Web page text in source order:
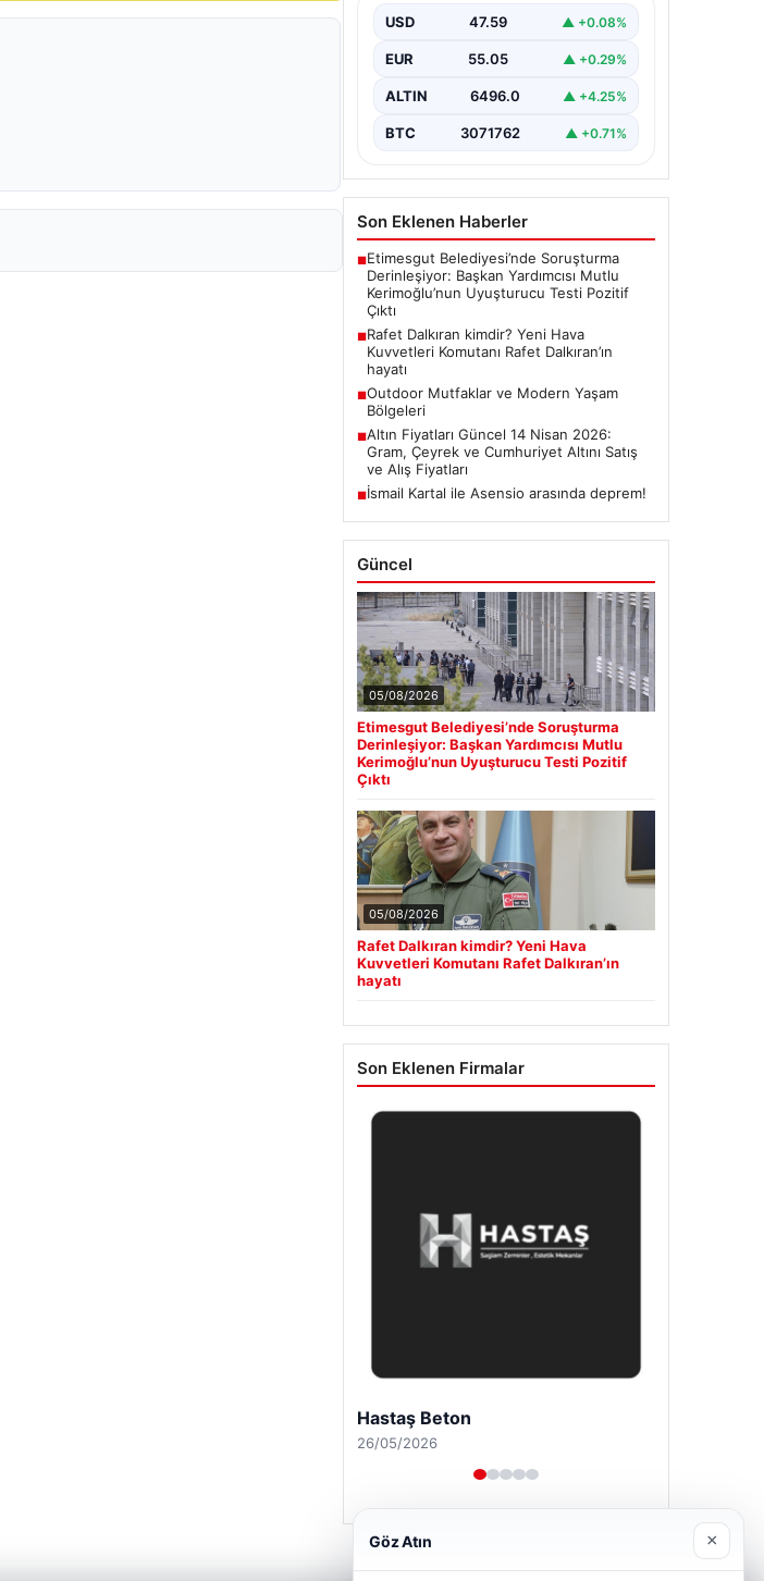
hayatı
USD 47.59 ▲ +0.08%
EUR 55.05 ▲ +0.29%
ALTIN 6496.0 ▲ +4.25%
BTC 3071762 ▲ +0.71%
Son Eklenen Haberler
■Etimesgut Belediyesi’nde Soruşturma
Derinleşiyor: Başkan Yardımcısı Mutlu
Kerimoğlu’nun Uyuşturucu Testi Pozitif
Çıktı
■Rafet Dalkıran kimdir? Yeni Hava
Kuvvetleri Komutanı Rafet Dalkıran’ın
hayatı
■Outdoor Mutfaklar ve Modern Yaşam
Bölgeleri
■Altın Fiyatları Güncel 14 Nisan 2026:
Gram, Çeyrek ve Cumhuriyet Altını Satış
ve Alış Fiyatları
■İsmail Kartal ile Asensio arasında deprem!
Güncel
05/08/2026
Etimesgut Belediyesi’nde Soruşturma
Derinleşiyor: Başkan Yardımcısı Mutlu
Kerimoğlu’nun Uyuşturucu Testi Pozitif
Çıktı
05/08/2026
Rafet Dalkıran kimdir? Yeni Hava
Kuvvetleri Komutanı Rafet Dalkıran’ın
hayatı
Son Eklenen Firmalar
Hastaş Beton
26/05/2026
Göz Atın ×